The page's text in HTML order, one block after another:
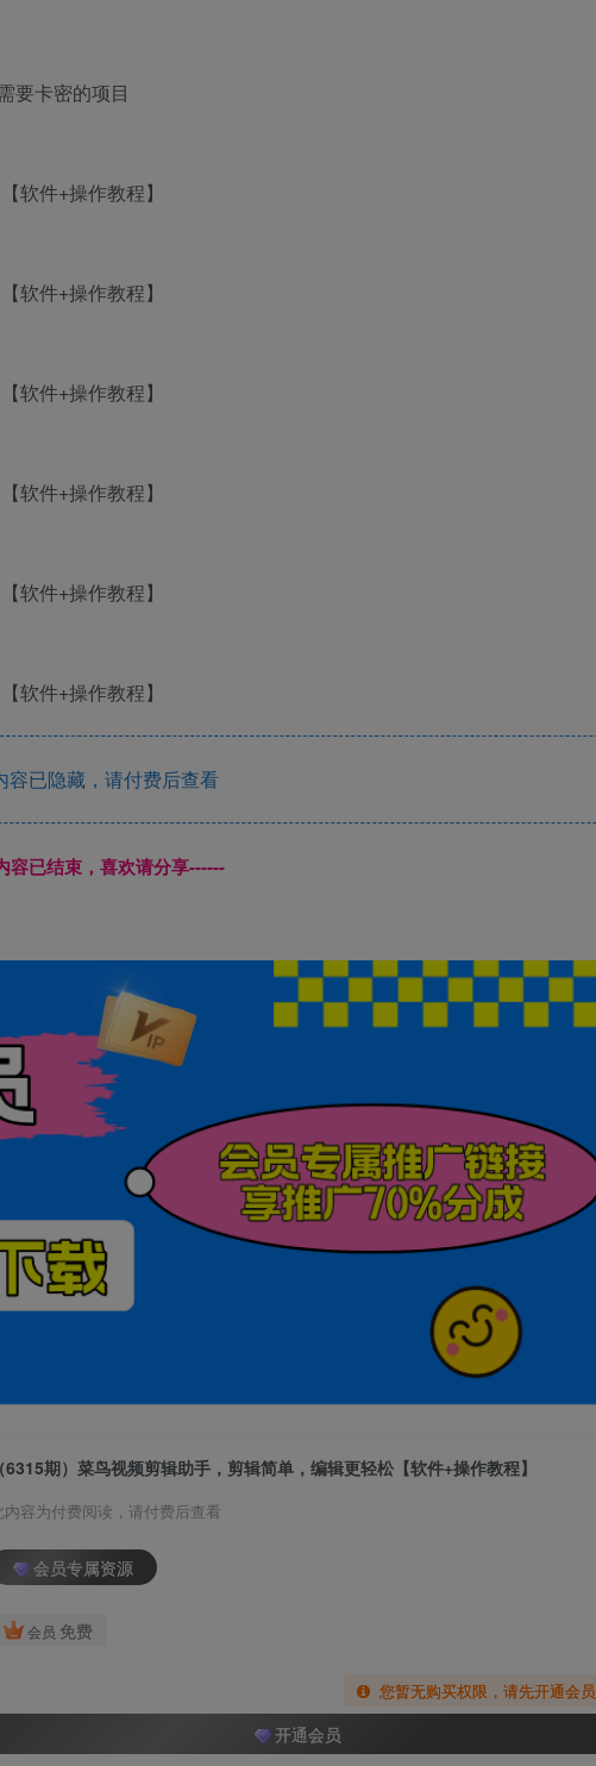
要卡密的项目
已隐藏，请付费后查看
容已结束，喜欢请分享------
6315期）菜鸟视频剪辑助手，剪辑简单，编辑更轻松【软件+操作教程】
内容为付费阅读，请付费后查看
会员专属资源
会员 免费
您暂无购买权限，请先开通会员
开通会员